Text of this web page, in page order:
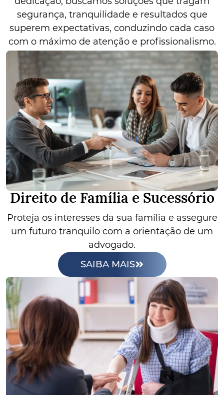
segurança, tranquilidade e resultados que
superem expectativas, conduzindo cada caso
com o máximo de atenção e profissionalismo.
Direito de Família e Sucessório
Proteja os interesses da sua família e assegure
um futuro tranquilo com a orientação de um
advogado.
SAIBA MAIS